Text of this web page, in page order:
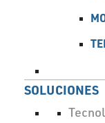
SOLUCIONES